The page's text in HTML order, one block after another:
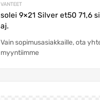
VANTEET
solei 9×21 Silver et50 71,6
aj.
Vain sopimusasiakkaille, ota
myyntiimme